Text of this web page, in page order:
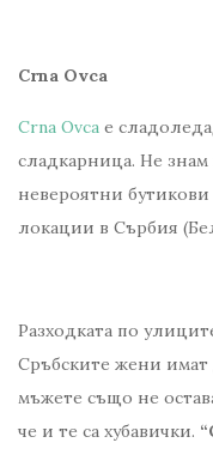
Crna Ovca
Crna Ovca e
сладкарница. Не знам
невероятни
локации в Сърбия
Разходката по
Сръбските жени имат
мъжете също не
че и те са хубавички.